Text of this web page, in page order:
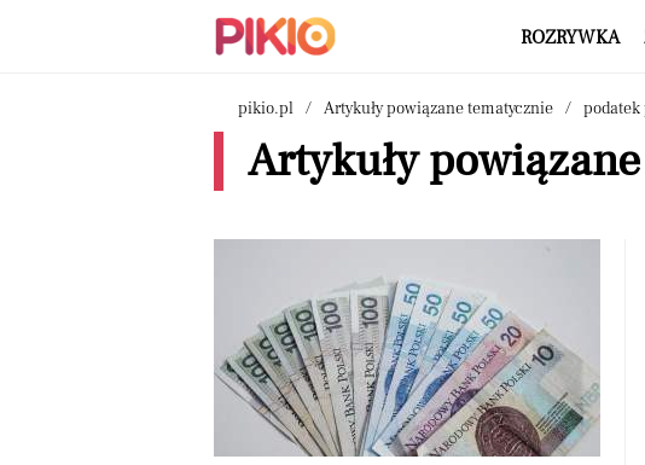
ROZRYWKA
pikio.pl Artykuły powiązane tematycznie
Artykuły